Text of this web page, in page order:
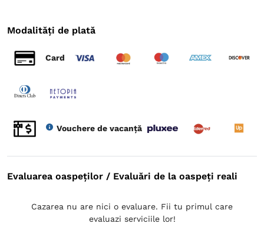
Modalități de plată
Card
Vouchere de vacanță
Evaluarea oaspeților / Evaluări de la oaspeți reali
Cazarea nu are nici o evaluare. Fii tu primul care
evaluazi serviciile lor!